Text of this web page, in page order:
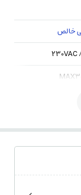
230VAC